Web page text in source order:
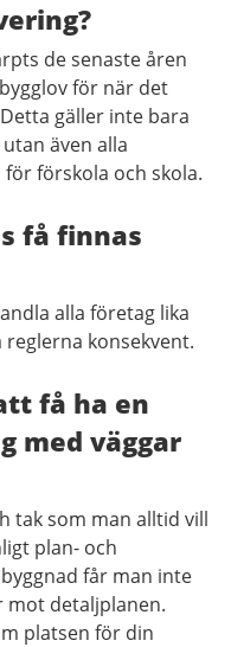
de senaste åren
för när det
gäller inte bara
även alla
förskola och skola.
få finnas
alla företag lika
konsekvent.
få ha en
med väggar
tak som man alltid vill
plan- och
får man inte
mot detaljplanen.
platsen för din